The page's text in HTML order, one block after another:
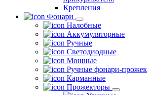
Крепления
Фонари
Налобные
Аккумуляторные
Ручные
Светодиодные
Мощные
Ручные фонари-
Карманные
Прожекторы